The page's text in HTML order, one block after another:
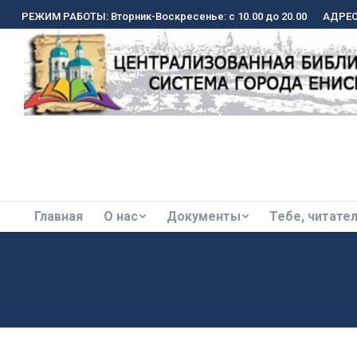
РЕЖИМ РАБОТЫ: Вторник-Воскресенье: с 10.00 до 20.00
Главная О нас Документы Тебе,
РЕЖИМ РАБОТЫ: Вторник-Воскресенье: с 10.00 до 20.00
Главная О нас Документы Тебе,